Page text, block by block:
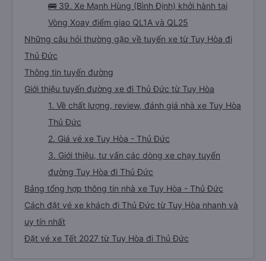
🚌 39. Xe Mạnh Hùng (Bình Định) khởi hành tại
Vòng Xoay điểm giao QL1A và QL25
Những câu hỏi thường gặp về tuyến xe từ Tuy Hòa đi
Thủ Đức
Thông tin tuyến đường
Giới thiệu tuyến đường xe đi Thủ Đức từ Tuy Hòa
1. Về chất lượng, review, đánh giá nhà xe Tuy Hòa
Thủ Đức
2. Giá vé xe Tuy Hòa - Thủ Đức
3. Giới thiệu, tư vấn các dòng xe chạy tuyến
đường Tuy Hòa đi Thủ Đức
Bảng tổng hợp thông tin nhà xe Tuy Hòa - Thủ Đức
Cách đặt vé xe khách đi Thủ Đức từ Tuy Hòa nhanh và
uy tín nhất
Đặt vé xe Tết 2027 từ Tuy Hòa đi Thủ Đức